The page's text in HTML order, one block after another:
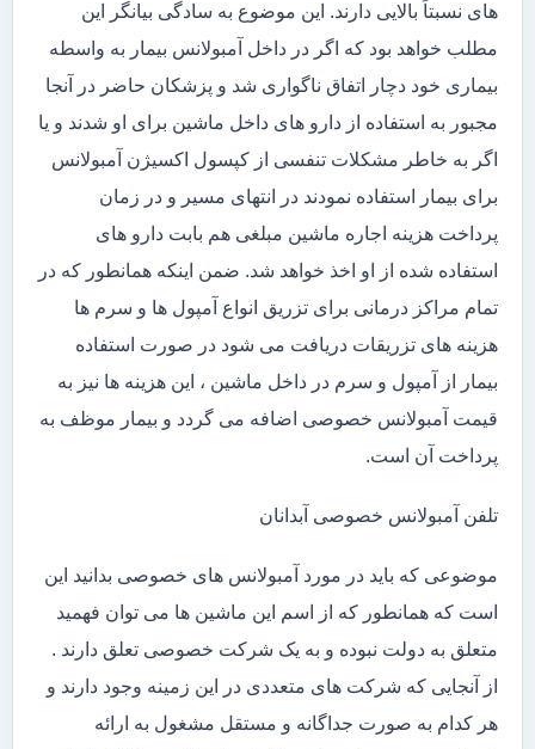
های نسبتاً بالایی دارند. این موضوع به سادگی بیانگر این
مطلب خواهد بود که اگر در داخل آمبولانس بیمار به واسطه
بیماری خود دچار اتفاق ناگواری شد و پزشکان حاضر در آنجا
مجبور به استفاده از دارو های داخل ماشین برای او شدند و یا
اگر به خاطر مشکلات تنفسی از کپسول اکسیژن آمبولانس
برای بیمار استفاده نمودند در انتهای مسیر و در زمان
پرداخت هزینه اجاره ماشین مبلغی هم بابت دارو های
استفاده شده از او اخذ خواهد شد. ضمن اینکه همانطور که در
تمام مراکز درمانی برای تزریق انواع آمپول ها و سرم ها
هزینه های تزریقات دریافت می شود در صورت استفاده
بیمار از آمپول و سرم در داخل ماشین ، این هزینه ها نیز به
قیمت آمبولانس خصوصی اضافه می گردد و بیمار موظف به
پرداخت آن است.
تلفن آمبولانس خصوصی آبدانان
موضوعی که باید در مورد آمبولانس های خصوصی بدانید این
است که همانطور که از اسم این ماشین ها می توان فهمید
متعلق به دولت نبوده و به یک شرکت خصوصی تعلق دارند .
از آنجایی که شرکت های متعددی در این زمینه وجود دارند و
هر کدام به صورت جداگانه و مستقل مشغول به ارائه